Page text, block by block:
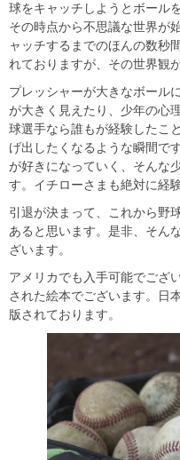
球をキャッチしようとボール
その時点から不思議な世界が
ャッチするまでのほんの数秒
れておりますが、その世界観
プレッシャーが大きなボール
が大きく見えたり、少年の心
球選手なら誰もが経験したこ
げ出したくなるような瞬間で
が好きになっていく、そんな
す。イチローさまも絶対に経
引退が決まって、これから野
あると思います。是非、そん
ざいます。
アメリカでも入手可能でござ
された絵本でございます。日
版されております。